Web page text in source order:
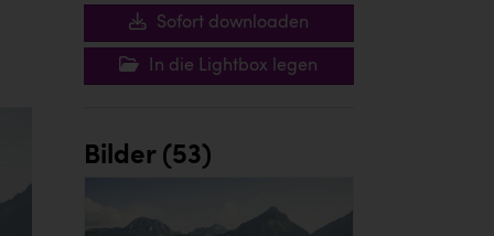
Sofort downloaden
In die Lightbox legen
Bilder (53)